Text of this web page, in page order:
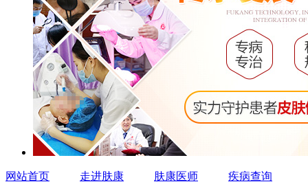
网站首页 走进肤康 肤康医师
疾病查询